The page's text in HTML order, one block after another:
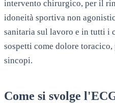
intervento chirurgico, per il
idoneità sportiva non
sanitaria sul lavoro e in tutti i
sospetti come dolore
sincopi.
Come si svolge